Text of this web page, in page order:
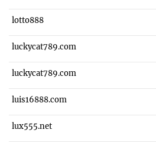
lotto888
luckycat789.com
luckycat789.com
luis16888.com
lux555.net